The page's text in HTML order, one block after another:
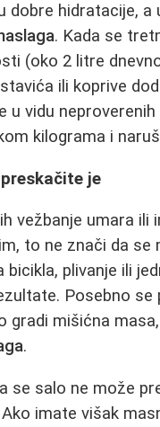
dobre hidratacije,
. Kada se
(oko 2 litre
ili koprive
u vidu
kilograma i
je
vežbanje umara
to ne znači da
bicikla, plivanje ili
Posebno
gradi mišićna
.
se salo ne može
imate višak